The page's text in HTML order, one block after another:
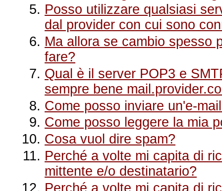
Posso utilizzare qualsiasi
dal provider con cui sono
Ma allora se cambio spesso
fare?
Qual è il server POP3 e
sempre bene
Come posso inviare un'e-
Come posso leggere la mia
Cosa vuol dire spam?
Perché a volte mi capita di
mittente e/o destinatario?
Perché a volte mi capita di